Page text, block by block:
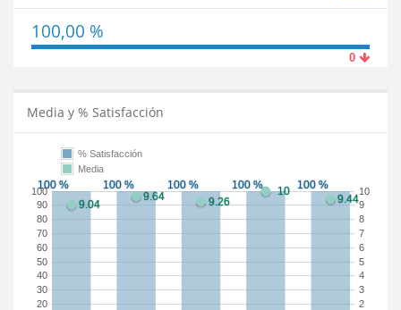
100,00 %
0
Media y % Satisfacción
20
30
40
50
60
70
80
90
100
2
3
4
5
6
7
8
9
10
% Satisfacción
Media